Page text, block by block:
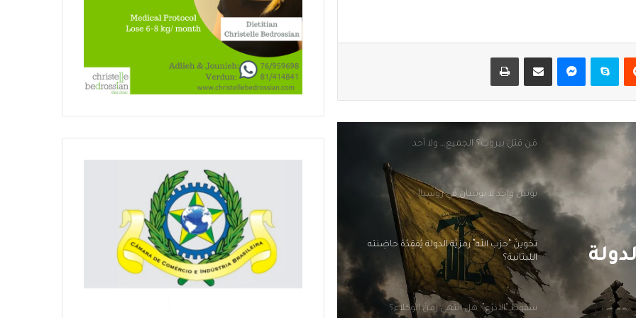
سكايب ماسنجر مشاركة عبر البريد طباعة
زمنُ
هل الحُكمُ امتناع؟!
بوتين واحد لا بوتينان في روسيا!
تَخوينُ “حزب الله” رمزيَّة الدولة يُفقِدُهُ حاضِنَته
اللبنانية؟
سقوطُ “الأذرُع”: هل انتهى زمنُ الوكلاء؟
هل الحُكمُ امتناع؟!